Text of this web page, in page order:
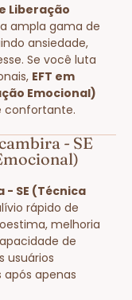
Liberação
ampla gama de
ansiedade,
Se você luta
EFT em
Emocional)
confortante.
- SE
- SE (Técnica
rápido de
melhoria
de
usuários
apenas